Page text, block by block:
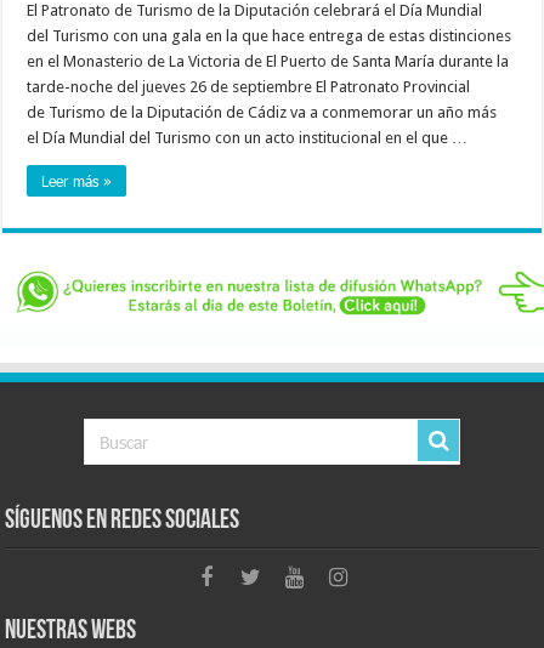
El Patronato de Turismo de la Diputación celebrará el Día Mundial
del Turismo con una gala en la que hace entrega de estas distinciones
en el Monasterio de La Victoria de El Puerto de Santa María durante la
tarde-noche del jueves 26 de septiembre El Patronato Provincial
de Turismo de la Diputación de Cádiz va a conmemorar un año más
el Día Mundial del Turismo con un acto institucional en el que …
Leer más »
Síguenos en Redes Sociales
Nuestras Webs